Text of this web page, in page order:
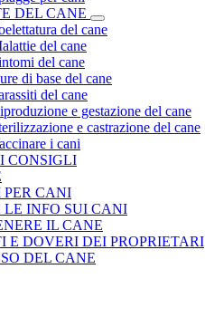
DEL CANE
del cane
del cane
del cane
di base del cane
del cane
e gestazione del cane
e castrazione del cane
i cani
CONSIGLI
PER CANI
LE INFO SUI CANI
IL CANE
E DOVERI DEI PROPRIETARI
DEL CANE